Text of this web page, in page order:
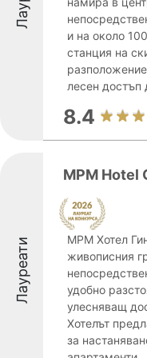
и на около
станция на
лесен достъп
8.4
Лауреати
MPM Hotel
MPM Хотел
живописния
удобно
улесняващ
Хотелът
за